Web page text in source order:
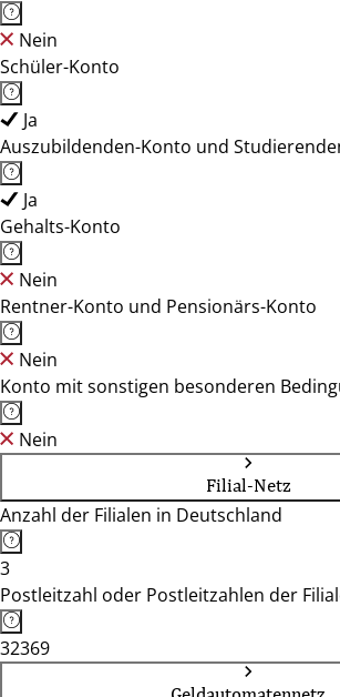
Nein
Schüler-Konto
Ja
Auszubildenden-Konto und
Ja
Gehalts-Konto
Nein
Rentner-Konto und Pensionärs-Konto
Nein
Konto mit sonstigen besonderen
Nein
Filial-Netz
Anzahl der Filialen in Deutschland
3
Postleitzahl oder Postleitzahlen der
32369